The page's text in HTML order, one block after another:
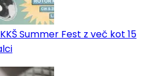
Summer Fest z več kot 15